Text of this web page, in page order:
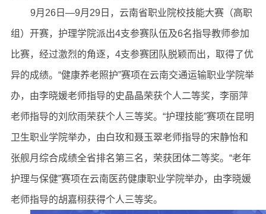
9月26日—9月29日，云南省职业院校技能大赛（高职
组）开赛，护理学院派出4支参赛队伍及6名指导教师参加
比赛，经过激烈的角逐，4支参赛团队脱颖而出，取得了优
异的成绩。“健康养老照护”赛项在云南交通运输职业学院举
办，由李晓媛老师指导的史晶晶荣获个人二等奖，李丽萍
老师指导的刘欣雨荣获个人三等奖。“护理技能”赛项在昆明
卫生职业学院举办，由白玫和聂玉翠老师指导的宋静怡和
张舰月综合成绩全省排名第三名，荣获团体二等奖。“老年
护理与保健”赛项在云南医药健康职业学院举办，由李晓媛
老师指导的胡嘉栩获得个人三等奖。